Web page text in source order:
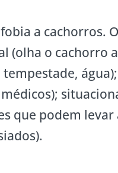
a cachorros.
(olha o cachorro
que podem